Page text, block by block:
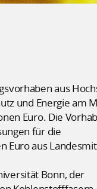
aus
und Energie am
Euro. Die
für die
Euro aus
Bonn, der